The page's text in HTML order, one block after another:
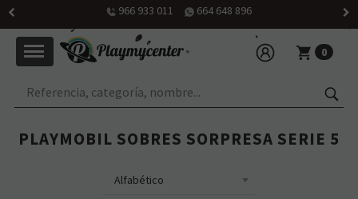
966 933 011 664 648 896
0
PLAYMOBIL SOBRES SORPRESA SERIE 5